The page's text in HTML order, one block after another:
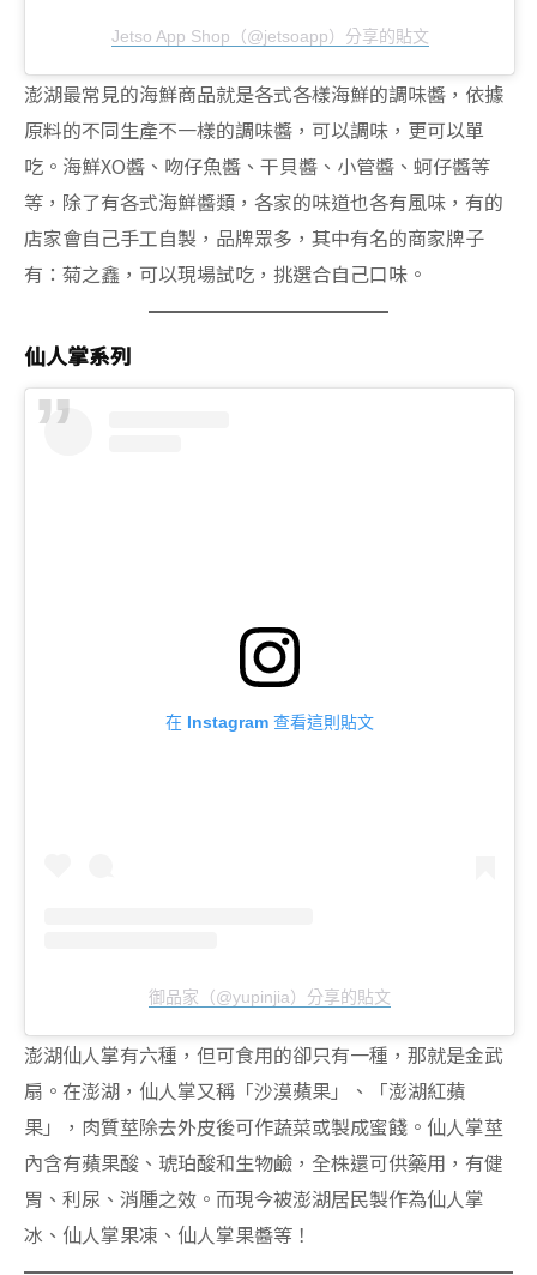
Jetso App Shop（@jetsoapp）分享的貼文
澎湖最常見的海鮮商品就是各式各樣海鮮的調味醬，依據
原料的不同生產不一樣的調味醬，可以調味，更可以單
吃。海鮮XO醬、吻仔魚醬、干貝醬、小管醬、蚵仔醬等
等，除了有各式海鮮醬類，各家的味道也各有風味，有的
店家會自己手工自製，品牌眾多，其中有名的商家牌子
有：菊之鑫，可以現場試吃，挑選合自己口味。
仙人掌系列
在 Instagram 查看這則貼文
御品家（@yupinjia）分享的貼文
澎湖仙人掌有六種，但可食用的卻只有一種，那就是金武
扇。在澎湖，仙人掌又稱「沙漠蘋果」、「澎湖紅蘋
果」，肉質莖除去外皮後可作蔬菜或製成蜜餞。仙人掌莖
內含有蘋果酸、琥珀酸和生物鹼，全株還可供藥用，有健
胃、利尿、消腫之效。而現今被澎湖居民製作為仙人掌
冰、仙人掌果凍、仙人掌果醬等！